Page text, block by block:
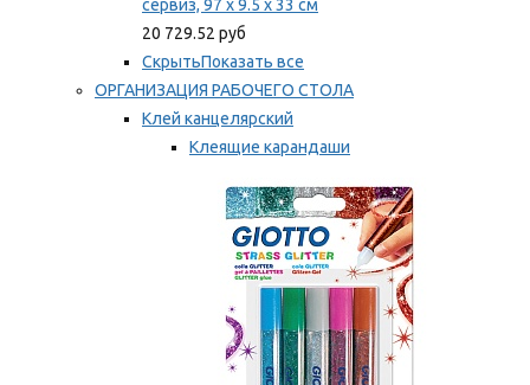
сервиз, 97 x 9.5 x 33 см
20 729.52 руб
СкрытьПоказать все
ОРГАНИЗАЦИЯ РАБОЧЕГО СТОЛА
Клей канцелярский
Клеящие карандаши
Мы рекомендуем